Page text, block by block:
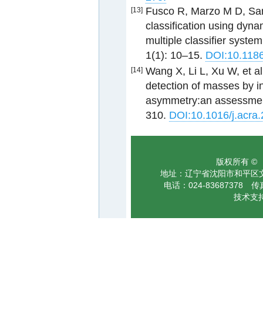
[13] Fusco R, Marzo M D,
classification using
multiple classifier
1(1): 10–15.
[14] Wang X, Li L, Xu W, et
detection of masses by
asymmetry:an
310. DOI:10.1016/